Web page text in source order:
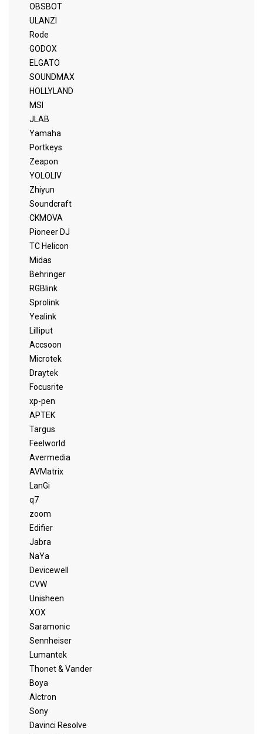
OBSBOT
ULANZI
Rode
GODOX
ELGATO
SOUNDMAX
HOLLYLAND
MSI
JLAB
Yamaha
Portkeys
Zeapon
YOLOLIV
Zhiyun
Soundcraft
CKMOVA
Pioneer DJ
TC Helicon
Midas
Behringer
RGBlink
Sprolink
Yealink
Lilliput
Accsoon
Microtek
Draytek
Focusrite
xp-pen
APTEK
Targus
Feelworld
Avermedia
AVMatrix
LanGi
q7
zoom
Edifier
Jabra
NaYa
Devicewell
CVW
Unisheen
XOX
Saramonic
Sennheiser
Lumantek
Thonet & Vander
Boya
Alctron
Sony
Davinci Resolve